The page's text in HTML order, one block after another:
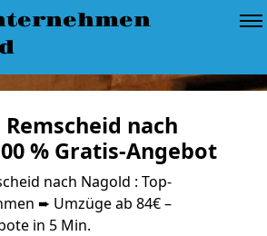
nach
% Gratis-Angebot
nach Nagold : Top-
➨ Umzüge ab 84€ –
in 5 Min.